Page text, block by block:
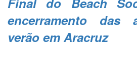
encerramento das
verão em Aracruz